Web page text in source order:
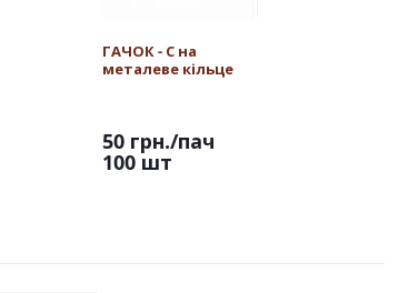
ГАЧОК - С на
металеве кільце
50 грн./пач
100 шт